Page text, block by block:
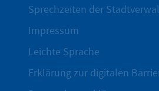
Sprechzeiten der
Impressum
Leichte Sprache
Erklärung zur digitalen